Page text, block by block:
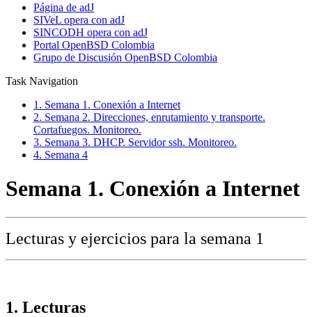
Página de adJ
SIVeL opera con adJ
SINCODH opera con adJ
Portal OpenBSD Colombia
Grupo de Discusión OpenBSD Colombia
Task Navigation
1. Semana 1. Conexión a Internet
2. Semana 2. Direcciones, enrutamiento y transporte.
Cortafuegos. Monitoreo.
3. Semana 3. DHCP. Servidor ssh. Monitoreo.
4. Semana 4
Semana 1. Conexión a Internet
Lecturas y ejercicios para la semana 1
1. Lecturas